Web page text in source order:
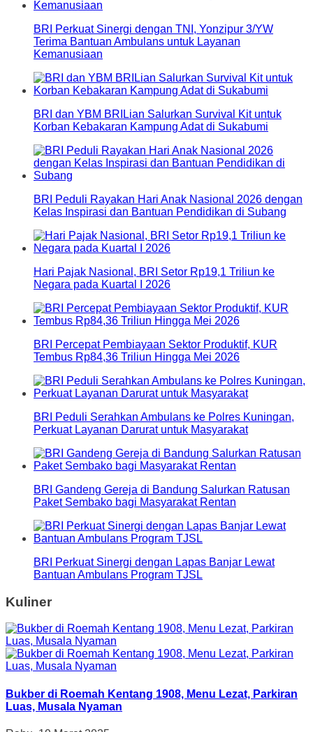
BRI Perkuat Sinergi dengan TNI, Yonzipur 3/YW
Terima Bantuan Ambulans untuk Layanan
Kemanusiaan
BRI dan YBM BRILian Salurkan Survival Kit untuk
Korban Kebakaran Kampung Adat di Sukabumi
BRI Peduli Rayakan Hari Anak Nasional 2026 dengan
Kelas Inspirasi dan Bantuan Pendidikan di Subang
Hari Pajak Nasional, BRI Setor Rp19,1 Triliun ke
Negara pada Kuartal I 2026
BRI Percepat Pembiayaan Sektor Produktif, KUR
Tembus Rp84,36 Triliun Hingga Mei 2026
BRI Peduli Serahkan Ambulans ke Polres Kuningan,
Perkuat Layanan Darurat untuk Masyarakat
BRI Gandeng Gereja di Bandung Salurkan Ratusan
Paket Sembako bagi Masyarakat Rentan
BRI Perkuat Sinergi dengan Lapas Banjar Lewat
Bantuan Ambulans Program TJSL
Kuliner
Bukber di Roemah Kentang 1908, Menu Lezat, Parkiran
Luas, Musala Nyaman